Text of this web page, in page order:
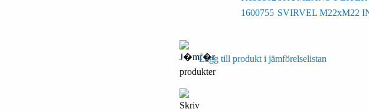
1600755 SVIRVEL M22xM22
Lägg till produkt i jämförelselistan